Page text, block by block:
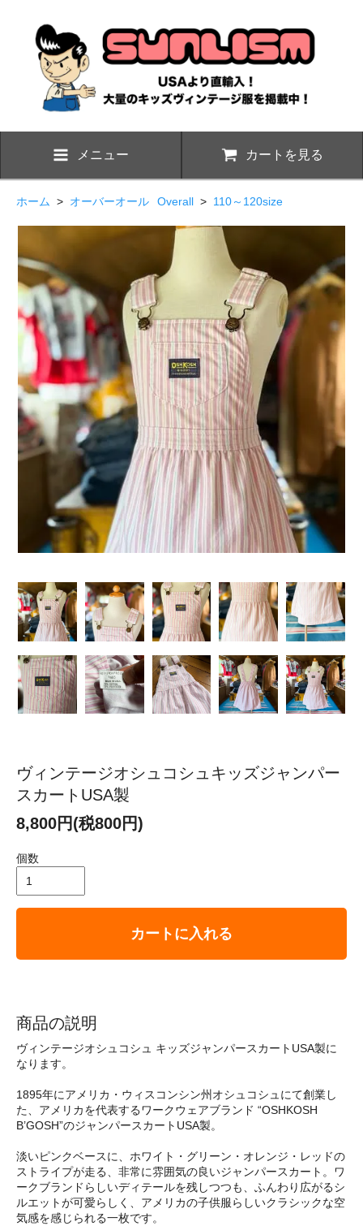
メニュー カートを見る
ホーム > オーバーオール Overall > 110～120size
ヴィンテージオシュコシュキッズジャンパー
スカートUSA製
8,800円(税800円)
個数
カートに入れる
商品の説明
ヴィンテージオシュコシュ キッズジャンパースカートUSA製に
なります。
1895年にアメリカ・ウィスコンシン州オシュコシュにて創業し
た、アメリカを代表するワークウェアブランド “OSHKOSH
B’GOSH”のジャンパースカートUSA製。
淡いピンクベースに、ホワイト・グリーン・オレンジ・レッドの
ストライプが走る、非常に雰囲気の良いジャンパースカート。ワ
ークブランドらしいディテールを残しつつも、ふんわり広がるシ
ルエットが可愛らしく、アメリカの子供服らしいクラシックな空
気感を感じられる一枚です。